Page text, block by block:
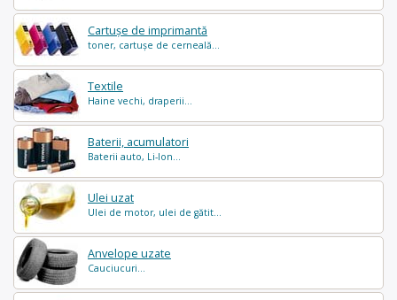
Cartușe de imprimantă
toner, cartușe de cerneală...
Textile
Haine vechi, draperii...
Baterii, acumulatori
Baterii auto, Li-Ion...
Ulei uzat
Ulei de motor, ulei de gătit...
Anvelope uzate
Cauciucuri...